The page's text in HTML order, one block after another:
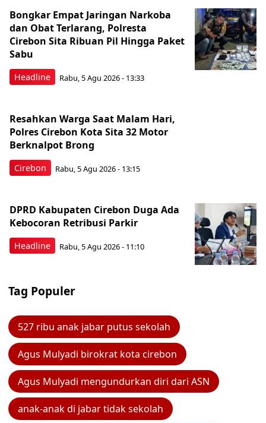
Headline
Bongkar Empat Jaringan Narkoba
dan Obat Terlarang, Polresta
Cirebon Sita Ribuan Pil Hingga Paket
Sabu
Rabu, 5 Agu 2026 - 13:33
Cirebon
Resahkan Warga Saat Malam Hari,
Polres Cirebon Kota Sita 32 Motor
Berknalpot Brong
Rabu, 5 Agu 2026 - 13:15
Headline
DPRD Kabupaten Cirebon Duga Ada
Kebocoran Retribusi Parkir
Rabu, 5 Agu 2026 - 11:10
Tag Populer
527 ribu anak jabar putus sekolah
Agus Mulyadi birokrat kota cirebon
Agus Mulyadi mengundurkan diri dari ASN
anak-anak di jabar tidak sekolah